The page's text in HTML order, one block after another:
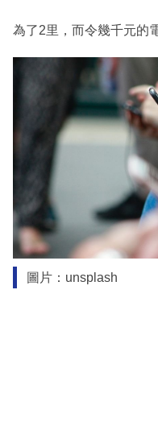
為了2里，而令幾千元的
圖片：unsplash